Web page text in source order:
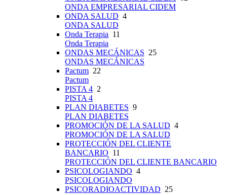
ONDA EMPRESARIAL CIDEM
ONDA SALUD 4
ONDA SALUD
Onda Terapia 11
Onda Terapia
ONDAS MECÁNICAS 25
ONDAS MECÁNICAS
Pactum 22
Pactum
PISTA 4 2
PISTA 4
PLAN DIABETES 9
PLAN DIABETES
PROMOCIÓN DE LA SALUD 4
PROMOCIÓN DE LA SALUD
PROTECCIÓN DEL CLIENTE
BANCARIO 11
PROTECCIÓN DEL CLIENTE BANCARIO
PSICOLOGIANDO 4
PSICOLOGIANDO
PSICORADIOACTIVIDAD 25